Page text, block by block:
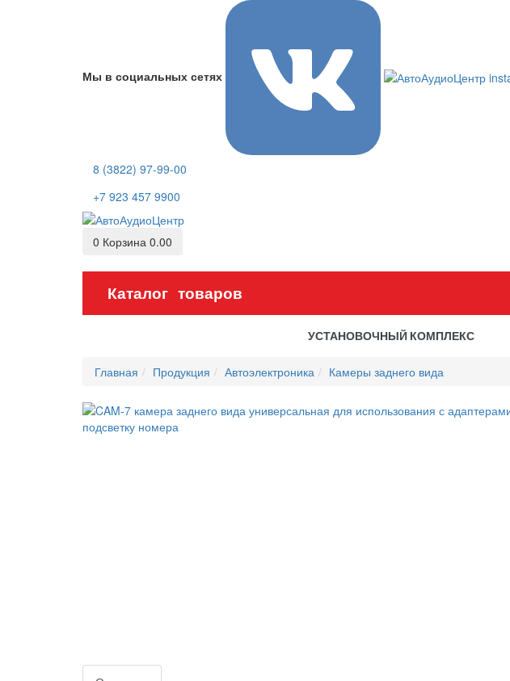
Мы в социальных сетях
8 (3822) 97-99-00
+7 923 457 9900
0 Корзина 0.00
Каталог товаров
УСТАНОВОЧНЫЙ КОМПЛЕКС
Главная Продукция Автоэлектроника Камеры заднего вида